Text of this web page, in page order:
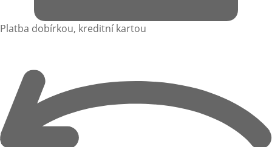
Platba dobírkou, kreditní kartou